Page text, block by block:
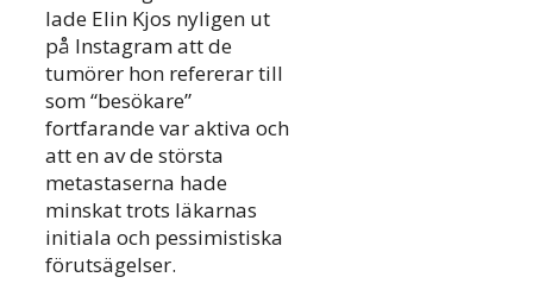
lade Elin Kjos nyligen ut
på Instagram att de
tumörer hon refererar till
som “besökare”
fortfarande var aktiva och
att en av de största
metastaserna hade
minskat trots läkarnas
initiala och pessimistiska
förutsägelser.